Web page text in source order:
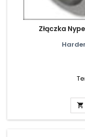
Złączka
